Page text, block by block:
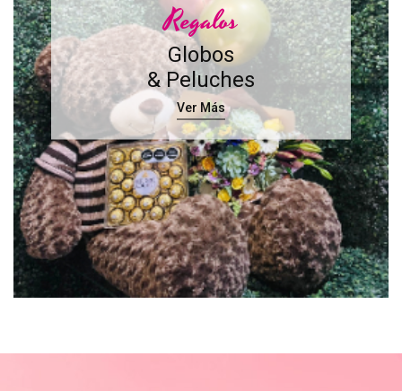
Regalos
Globos
& Peluches
Ver Más